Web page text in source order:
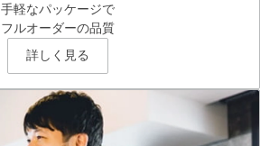
手軽なパッケージで
フルオーダーの品質
詳しく見る